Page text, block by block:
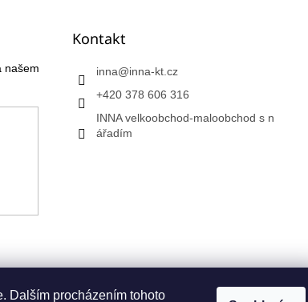
Dalším procházením tohoto
našem
Kontakt
inna@inna-kt.cz
+420 378 606 316
INNA velkoobchod-maloobchod s n
ářadím